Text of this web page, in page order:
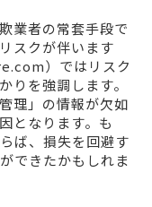
業者の常套手段で
スクが伴います
）ではリスク
りを強調します。
理」の情報が欠如
となります。も
ば、損失を回避す
できたかもしれま